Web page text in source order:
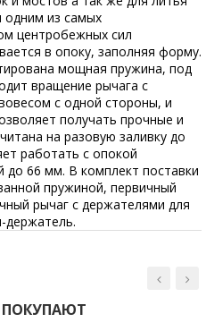
одним из самых
центробежных сил
в опоку, заполняя форму.
мощная пружина, под
вращение рычага с
с одной стороны, и
получать прочные и
на разовую заливку до
работать с опокой
66 мм. В комплект поставки
пружиной, первичный
рычаг с держателями для
держатель.